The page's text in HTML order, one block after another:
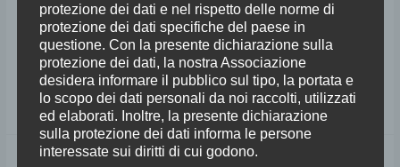
base di canto gregoriano, che si terrà alla Badia a Passignano nei giorni 7
e 14 Dicembre e 18 Gennaio. L’iniziativa si svolge in collaborazione con
la scuola di musica Officine Creative del
Leggi tutto »
protezione dei dati e nel rispetto delle norme di
protezione dei dati specifiche del paese in
questione. Con la presente dichiarazione sulla
protezione dei dati, la nostra Associazione
desidera informare il pubblico sul tipo, la portata e
lo scopo dei dati personali da noi raccolti, utilizzati
ed elaborati. Inoltre, la presente dichiarazione
sulla protezione dei dati informa le persone
interessate sui diritti di cui godono.